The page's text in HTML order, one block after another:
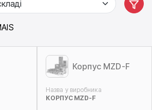
Корпус MZD-F
Назва у виробника
КОРПУС MZD-F